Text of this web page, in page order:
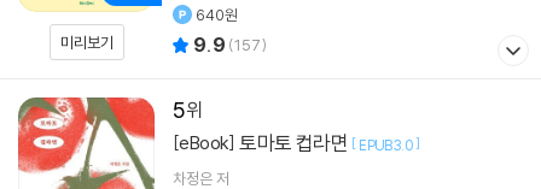
미리보기
640원
9.9 (157)
5
[eBook] 토마토 컵라면 [ EPUB3.0]
차정은저